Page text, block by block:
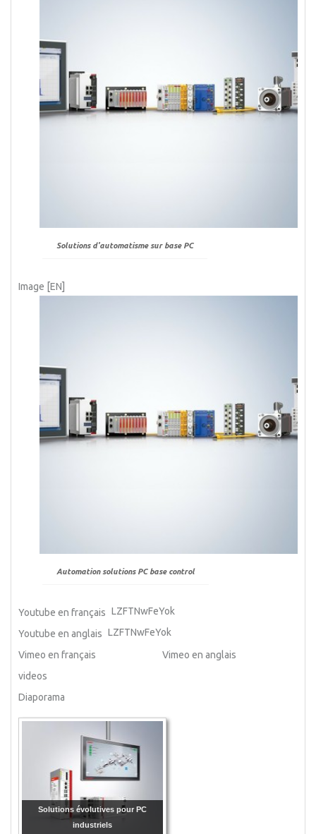
Solutions d'automatisme sur base PC
Image [EN]
Automation solutions PC base control
Youtube en français LZFTNwFeYok
Youtube en anglais LZFTNwFeYok
Vimeo en français
Vimeo en anglais
videos
Diaporama
Solutions évolutives pour PC
industriels